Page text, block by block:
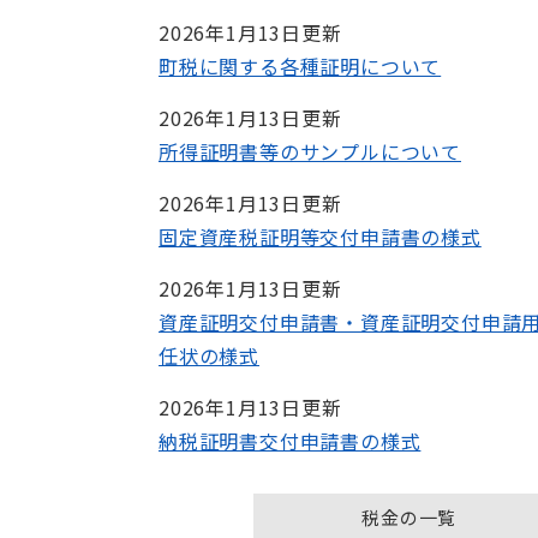
2026年1月13日更新
町税に関する各種証明について
2026年1月13日更新
所得証明書等のサンプルについて
2026年1月13日更新
固定資産税証明等交付申請書の様式
2026年1月13日更新
資産証明交付申請書・資産証明交付申請
任状の様式
2026年1月13日更新
納税証明書交付申請書の様式
税金の一覧